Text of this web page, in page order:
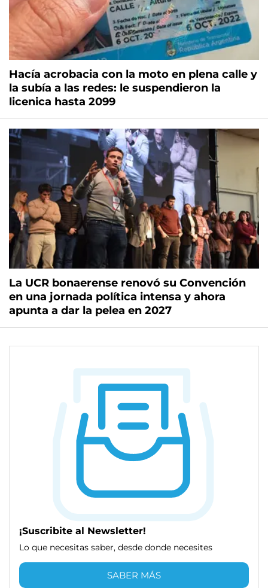
Hacía acrobacia con la moto en plena calle y
la subía a las redes: le suspendieron la
licenica hasta 2099
La UCR bonaerense renovó su Convención
en una jornada política intensa y ahora
apunta a dar la pelea en 2027
¡Suscribite al Newsletter!
Lo que necesitas saber, desde donde necesites
SABER MÁS